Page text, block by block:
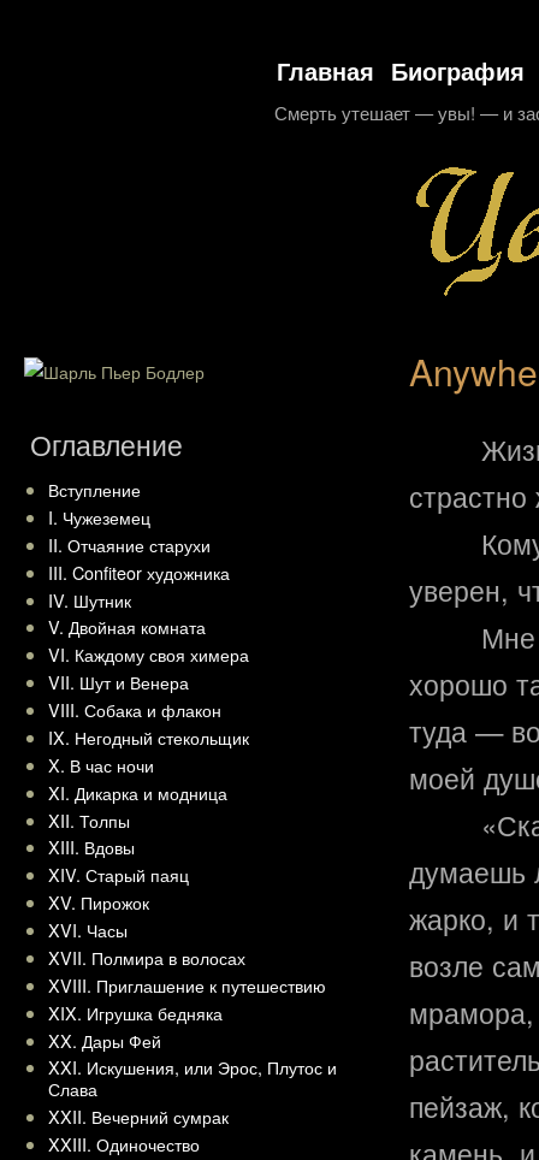
Главная Биография
Смерть утешает — увы! — и
уверен,
Мне
хорошо
туда —
моей
думаешь
жарко, и
возле
мрамора,
пейзаж,
Оглавление
Вступление
I. Чужеземец
II. Отчаяние старухи
III. Confiteor художника
IV. Шутник
V. Двойная комната
VI. Каждому своя химера
VII. Шут и Венера
VIII. Собака и флакон
IX. Негодный стекольщик
X. В час ночи
XI. Дикарка и модница
XII. Толпы
XIII. Вдовы
XIV. Старый паяц
XV. Пирожок
XVI. Часы
XVII. Полмира в волосах
XVIII. Приглашение к путешествию
XIX. Игрушка бедняка
XX. Дары Фей
XXI. Искушения, или Эрос, Плутос и
Слава
XXII. Вечерний сумрак
XXIII. Одиночество